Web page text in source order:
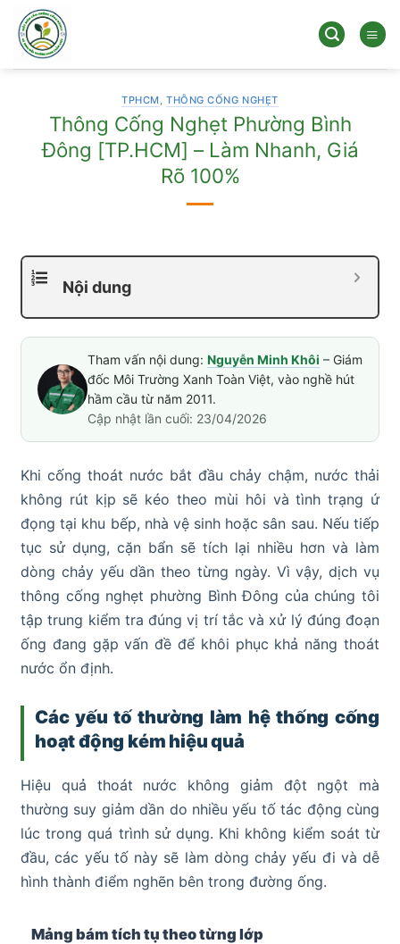
qua
dung
TPHCM , THÔNG CỐNG NGHẸT
Thông Cống Nghẹt Phường Bình
Đông [TP.HCM] – Làm Nhanh, Giá
Rõ 100%
Nội dung
Tham vấn nội dung: Nguyễn Minh Khôi – Giám
đốc Môi Trường Xanh Toàn Việt, vào nghề hút
hầm cầu từ năm 2011.
Cập nhật lần cuối: 23/04/2026
Khi cống thoát nước bắt đầu chảy chậm, nước thải
không rút kịp sẽ kéo theo mùi hôi và tình trạng ứ
đọng tại khu bếp, nhà vệ sinh hoặc sân sau. Nếu tiếp
tục sử dụng, cặn bẩn sẽ tích lại nhiều hơn và làm
dòng chảy yếu dần theo từng ngày. Vì vậy, dịch vụ
thông cống nghẹt phường Bình Đông của chúng tôi
tập trung kiểm tra đúng vị trí tắc và xử lý đúng đoạn
ống đang gặp vấn đề để khôi phục khả năng thoát
nước ổn định.
Các yếu tố thường làm hệ thống cống
hoạt động kém hiệu quả
Hiệu quả thoát nước không giảm đột ngột mà
thường suy giảm dần do nhiều yếu tố tác động cùng
lúc trong quá trình sử dụng. Khi không kiểm soát từ
đầu, các yếu tố này sẽ làm dòng chảy yếu đi và dễ
hình thành điểm nghẽn bên trong đường ống.
Mảng bám tích tụ theo từng lớp